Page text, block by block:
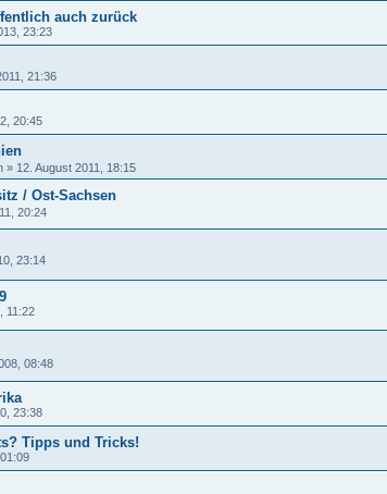
auch zurück
23:23
21:36
20:45
» 12. August 2011, 18:15
/ Ost-Sachsen
20:24
23:14
11:22
08:48
23:38
Tipps und Tricks!